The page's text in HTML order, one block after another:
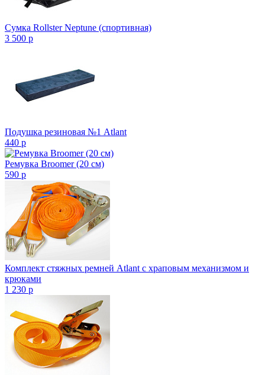
Сумка Rollster Neptune (спортивная)
3 500 p
Подушка резиновая №1 Atlant
440 p
Ремувка Broomer (20 см)
590 p
Комплект стяжных ремней Atlant с храповым механизмом и
крюками
1 230 p